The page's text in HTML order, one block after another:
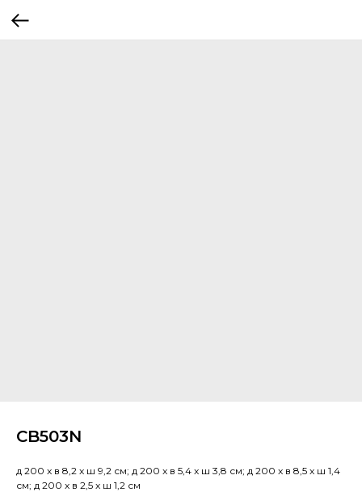
CB503N
д 200 x в 8,2 x ш 9,2 см; д 200 x в 5,4 x ш 3,8 см; д 200 x в 8,5 x ш 1,4
см; д 200 x в 2,5 x ш 1,2 см